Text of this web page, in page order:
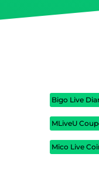
Bigo Live
MLiveU
Mico Live